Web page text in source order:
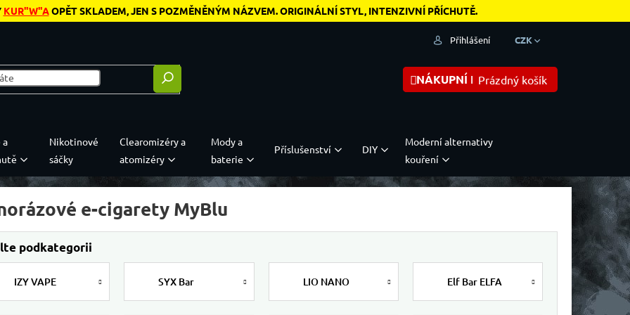
KUR"W"AOPĚT SKLADEM, JEN S POZMĚNĚNÝM NÁZVEM. ORIGINÁLNÍ STYL, INTENZIVNÍ PŘÍCHUTĚ.
CZK
Přihlášení
NÁKUPNÍ KOŠÍKPrázdný košík
a
Nikotinové
sáčky
Clearomizéry a
atomizéry
Mody a
baterie
Příslušenství DIY
Moderní alternativy
kouření
e-cigarety MyBlu
IZY VAPE SYX Bar LIO NANO Elf Bar ELFA